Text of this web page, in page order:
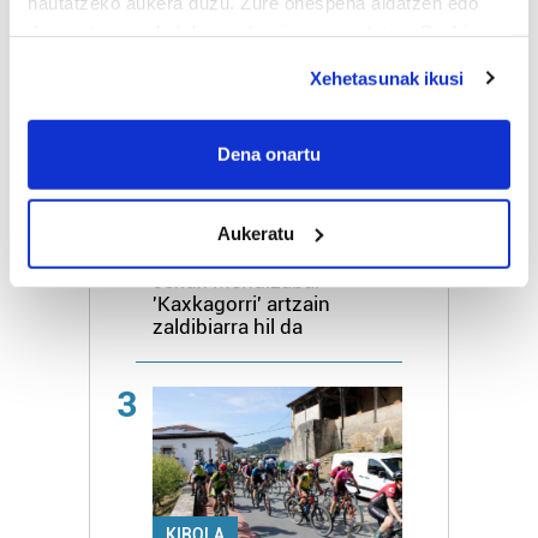
If you allow, we would also like to:
Collect information about your geographical
meters
Identify your device by actively scanning it for
specific characteristics (fingerprinting)
Find out more about how your personal data is processed
and set your preferences in thedetails section
Guk eta gure bazkideek zure datu pertsonalak
prozesatzen ditugu, zure IP zenbakia, besteak beste,
teknologia erabiliz, cookieak adibidez, iragarki eta eduki
pertsonalizatuak eskaintzeko, iragarkiak eta edukia
neurtzeko, jendeari buruzko informazioa biltzeko eta
produktuak garatzeko. Zure datuak nork eta zertarako
Xehetasunak ikusi
Dena onartu
Aukeratu
Goierri Eskolara doan
errepideko biribilgunea
HILBERRIA
Jexux Mendizabal
'Kaxkagorri' artzain
zaldibiarra hil da
3